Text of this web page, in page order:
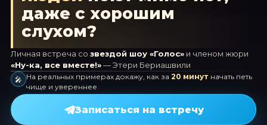
даже с хорошим
слухом?
Личная встреча со звездой шоу «Голос» и членом жюри
«Ну-ка, все вместе!»— Этери Бериашвили
🎤 На реальных примерах докажу, как за 20 минут начать петь
чище и увереннее
Записаться на встречу